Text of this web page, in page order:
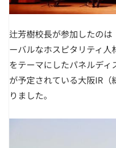
辻芳樹校長が参加したの
ーバルなホスピタリティ人
をテーマにしたパネルデ
が予定されている大阪IR
りました。